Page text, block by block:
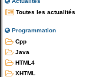
Toutes les actualités
Programmation
Cpp
Java
HTML4
XHTML